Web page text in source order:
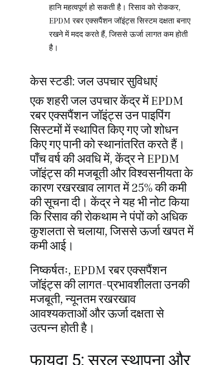
हानि महत्वपूर्ण हो सकती है। रिसाव को रोककर,
EPDM रबर एक्सपैंशन जॉइंट्स सिस्टम दक्षता बनाए
रखने में मदद करते हैं, जिससे ऊर्जा लागत कम होती
है।
केस स्टडी: जल उपचार सुविधाएं
एक शहरी जल उपचार केंद्र में EPDM
रबर एक्सपैंशन जॉइंट्स उन पाइपिंग
सिस्टमों में स्थापित किए गए जो शोधन
किए गए पानी को स्थानांतरित करते हैं।
पाँच वर्ष की अवधि में, केंद्र ने EPDM
जॉइंट्स की मजबूती और विश्वसनीयता के
कारण रखरखाव लागत में 25% की कमी
की सूचना दी। केंद्र ने यह भी नोट किया
कि रिसाव की रोकथाम ने पंपों को अधिक
कुशलता से चलाया, जिससे ऊर्जा खपत में
कमी आई।
निष्कर्षतः, EPDM रबर एक्सपैंशन
जॉइंट्स की लागत-प्रभावशीलता उनकी
मजबूती, न्यूनतम रखरखाव
आवश्यकताओं और ऊर्जा दक्षता से
उत्पन्न होती है।
फायदा 5: सरल स्थापना और